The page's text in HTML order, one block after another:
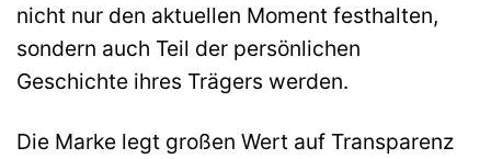
nicht nur den aktuellen Moment festhalten,
sondern auch Teil der persönlichen
Geschichte ihres Trägers werden.
Die Marke legt großen Wert auf Transparenz